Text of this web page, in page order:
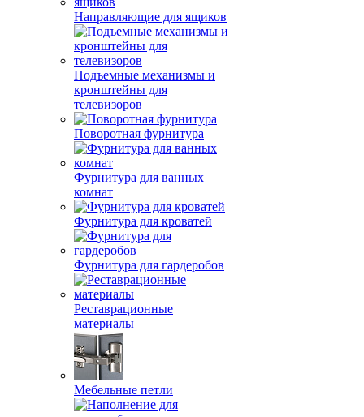
Направляющие для ящиков
Подъемные механизмы и
кронштейны для
телевизоров
Поворотная фурнитура
Фурнитура для ванных
комнат
Фурнитура для кроватей
Фурнитура для гардеробов
Реставрационные
материалы
Мебельные петли